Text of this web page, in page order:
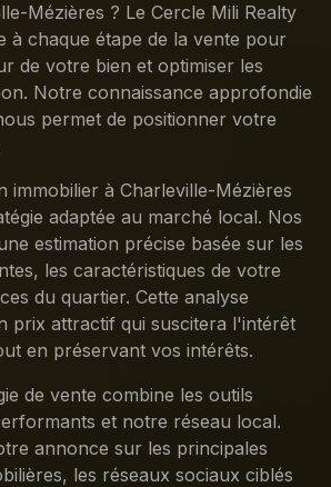
Mézières ? Le Cercle Mili Realty
à chaque étape de la vente pour
de votre bien et optimiser les
Notre connaissance approfondie
permet de positionner votre
immobilier à Charleville-Mézières
adaptée au marché local. Nos
estimation précise basée sur les
les caractéristiques de votre
du quartier. Cette analyse
prix attractif qui suscitera l'intérêt
en préservant vos intérêts.
de vente combine les outils
et notre réseau local.
annonce sur les principales
les réseaux sociaux ciblés